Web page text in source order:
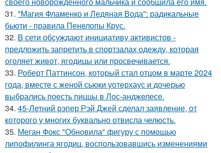
31. "Магия Фламенко и Ледяная Вода": радикальные
бьюти - правила Пенелопы Крус.
32. В сети обсуждают инициативу активистов -
предложить запретить в спортзалах одежду, которая
оголяет живот, ягодицы или просвечивается.
33. Роберт Паттинсон, который стал отцом в марте 2024
года, вместе с женой сьюки уотерхаус и дочерью
выбрались поесть пиццы в Лос-анджелесе.
34. 45-Летний рэпер Рэй Джей сделал заявление, от
которого у многих буквально отвисла челюсть.
35. Меган Фокс "Обновила" фигуру с помощью
липофилинга ягодиц, воспользовавшись изменениями